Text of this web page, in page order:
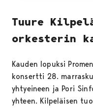
Tuure
orkesterin
Kauden lopuksi
konsertti 28.
yhtyeineen ja Pori
yhteen. Kilpeläisen